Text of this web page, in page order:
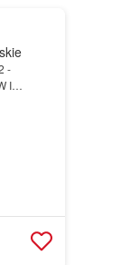
-
I